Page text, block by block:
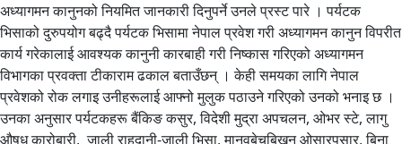
अध्यागमन कानुनको नियमित जानकारी दिनुपर्ने उनले प्रस्ट पारे । पर्यटक
भिसाको दुरुपयोग बढ्दै पर्यटक भिसामा नेपाल प्रवेश गरी अध्यागमन कानुन विपरीत
कार्य गरेकालाई आवश्यक कानुनी कारबाही गरी निष्कास गरिएको अध्यागमन
विभागका प्रवक्ता टीकाराम ढकाल बताउँछन् । केही समयका लागि नेपाल
प्रवेशको रोक लगाइ उनीहरूलाई आफ्नो मुलुक पठाउने गरिएको उनको भनाइ छ ।
उनका अनुसार पर्यटकहरू बैंकिङ कसुर, विदेशी मुद्रा अपचलन, ओभर स्टे, लागु
औषध कारोबारी, जाली राहदानी-जाली भिसा, मानवबेचबिखन ‌ओसारपसार, बिना